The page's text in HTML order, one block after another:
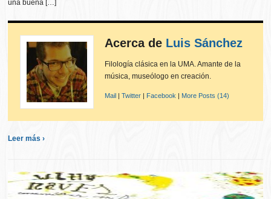
una buena […]
Acerca de Luis Sánchez
Filología clásica en la UMA. Amante de la
música, museólogo en creación.
Mail |Twitter | Facebook | More Posts (14)
Leer más ›